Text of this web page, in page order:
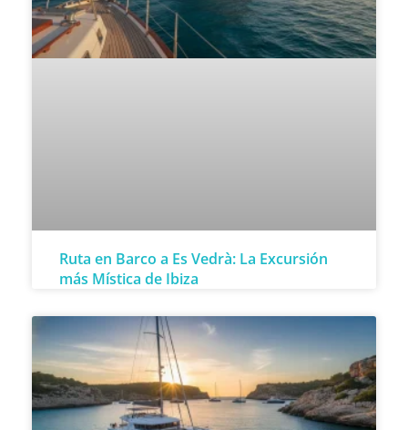
Ruta en Barco a Es Vedrà: La Excursión
más Mística de Ibiza